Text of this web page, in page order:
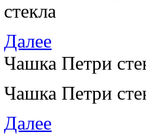
стекла
Далее
Чашка Петри
Чашка Петри
Далее